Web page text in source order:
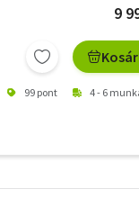
9
99 pont 4 - 6